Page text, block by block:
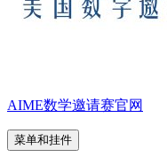
AIME数学邀请赛官网
菜单和挂件